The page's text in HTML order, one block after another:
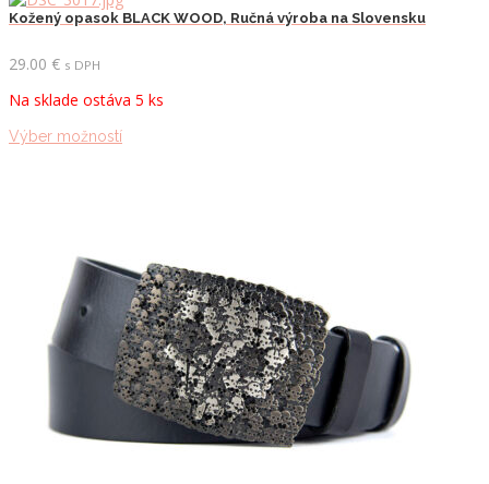
viacero
môžete
na
Kožený opasok BLACK WOOD, Ručná výroba na Slovensku
29.00 € s DPH
Na sklade ostáva 5 ks
Výber možnostíTento
môžete
vybrať
na
stránke
produktu.